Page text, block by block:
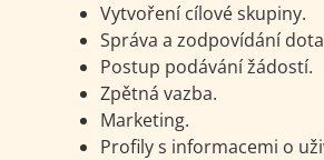
Vytvoření cílové skupiny.
Správa a zodpovídání
Postup podávání žádostí.
Zpětná vazba.
Marketing.
Profily s informacemi o